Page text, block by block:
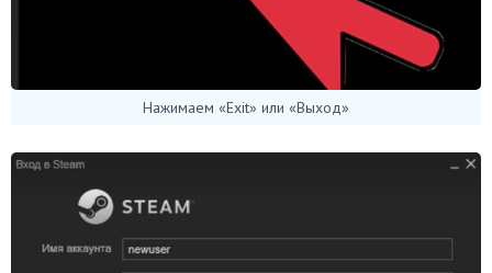
Нажимаем «Exit» или «Выход»